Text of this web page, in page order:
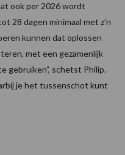
ook per 2026 wordt
28 dagen minimaal met z’n
kunnen dat oplossen
met een gezamenlijk
gebruiken”, schetst Philip.
je het tussenschot kunt